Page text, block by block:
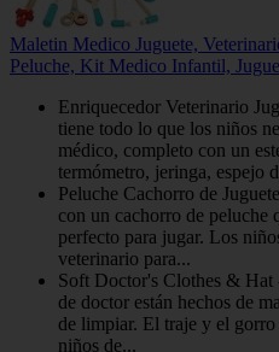
Maletin Medico Juguete,
Peluche, Kit Medico Infantil,
Enriquecedor Veterinario
tiene todo lo que los niños
médico, completo con un
termómetro, jeringa, espejo
Peluche Cachorro de
con un cachorro de peluche
perfecto para jugar. Los
veterinario para...
Soft Doctor's Clothes & Hat
de doctor están hechos de
de limpiar. El traje y el gorro
niños de...